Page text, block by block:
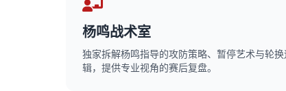
杨鸣战术室
独家拆解杨鸣指导的攻防策略、暂停艺术与轮换
辑，提供专业视角的赛后复盘。